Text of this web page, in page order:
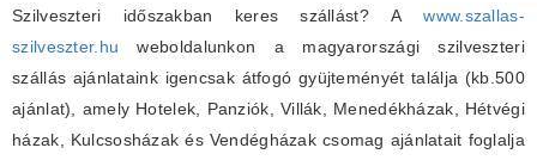
Szilveszteri időszakban keres szállást? Awww.szallas-
szilveszter.hu weboldalunkon a magyarországi szilveszteri
szállás ajánlataink igencsak átfogó gyüjteményét találja (kb.500
ajánlat), amely Hotelek, Panziók, Villák, Menedékházak, Hétvégi
házak, Kulcsosházak és Vendégházak csomag ajánlatait foglalja